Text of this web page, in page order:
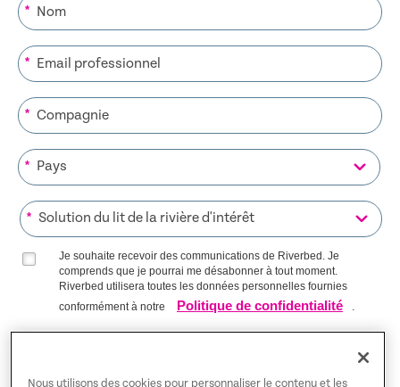
*
*
*
*
*
Je souhaite recevoir des communications de Riverbed. Je
comprends que je pourrai me désabonner à tout moment.
Riverbed utilisera toutes les données personnelles fournies
conformément à notre
Politique de confidentialité
Nous utilisons des cookies pour personnaliser le contenu et les